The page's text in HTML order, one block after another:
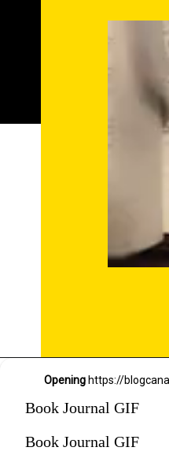
Opening
Book Journal GIF
Book Journal GIF